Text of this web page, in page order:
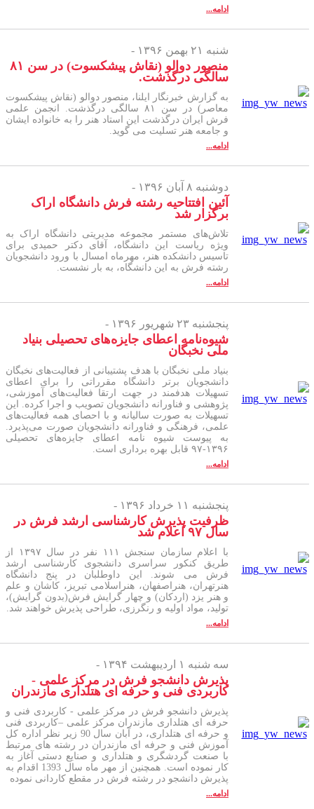
ادامه...
شنبه ۲۱ بهمن ۱۳۹۶ -
منصور دوالو (نقاش پیشکسوت) در سن ۸۱
سالگی درگذشت.
به گزارش خبرنگار ایلنا، منصور دوالو (نقاش پیشکسوت
معاصر) در سن ۸۱ سالگی درگذشت. انجمن علمی
فرش ایران درگذشت این استاد هنر را به خانواده ایشان
و جامعه هنر تسلیت می گوید.
ادامه...
دوشنبه ۸ آبان ۱۳۹۶ -
آئین افتتاحیه رشته فرش دانشگاه اراک
برگزار شد
تلاش‌های مستمر مجموعه مدیریتی دانشگاه اراک به
ویژه ریاست این دانشگاه، آقای دکتر حمیدی برای
تاسیس دانشکده هنر، مهرماه امسال با ورود دانشجویان
رشته فرش به این دانشگاه، به بار نشست.
ادامه...
پنجشنبه ۲۳ شهریور ۱۳۹۶ -
شیوه‌نامه اعطای جایزه‌های تحصیلی بنیاد
ملی نخبگان
بنیاد ملی نخبگان با هدف پشتیبانی از فعالیت‌های نخبگان
دانشجویان برتر دانشگاه مقرراتی را برای اعطای
تسهیلات هدفمند در جهت ارتقا فعالیت‌های آموزشی،
پژوهشی و فناورانه دانشجویان تصویب و اجرا کرده. این
تسهیلات به صورت سالیانه و با احصای همه فعالیت‌های
علمی، فرهنگی و فناورانه دانشجویان صورت می‌پذیرد.
به پیوست شیوه نامه اعطای جایزه‌های تحصیلی
۱۳۹۶-۹۷ قابل بهره برداری است.
ادامه...
پنجشنبه ۱۱ خرداد ۱۳۹۶ -
ظرفیت پذیرش کارشناسی ارشد فرش در
سال ۹۷ اعلام شد
با اعلام سازمان سنجش ۱۱۱ نفر در سال ۱۳۹۷ از
طریق کنکور سراسری دانشجوی کارشناسی ارشد
فرش می شوند. این داوطلبان در پنج دانشگاه
هنرتهران، هنراصفهان، هنراسلامی تبریز، کاشان و علم
و هنر یزد (اردکان) و چهار گرایش فرش(بدون گرایش)،
تولید، مواد اولیه و رنگرزی، طراحی پذیرش خواهند شد.
ادامه...
سه شنبه ۱ اردیبهشت ۱۳۹۴ -
پذیرش دانشجو فرش در مرکز علمی -
کاربردی فنی و حرفه ای هتلداری مازندران
پذیرش دانشجو فرش در مرکز علمی - کاربردی فنی و
حرفه ای هتلداری مازندران مرکز علمی –کاربردی فنی
و حرفه ای هتلداری، در آبان سال 90 زیر نظر اداره کل
آموزش فنی و حرفه ای مازندران در رشته های مرتبط
با صنعت گردشگری و هتلداری و صنایع دستی آغاز به
کار نموده است. همچنین از مهر ماه سال 1393 اقدام به
پذیرش دانشجو در رشته فرش در مقطع کاردانی نموده
ادامه...